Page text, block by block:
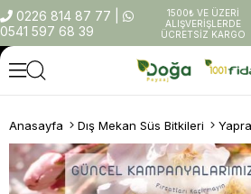
0226 814 87 77
0541 597 68 39
1500₺ VE ÜZERİ
ALIŞVERİŞLERDE
ÜCRETSİZ KARGO
Anasayfa Dış Mekan Süs Bitkileri